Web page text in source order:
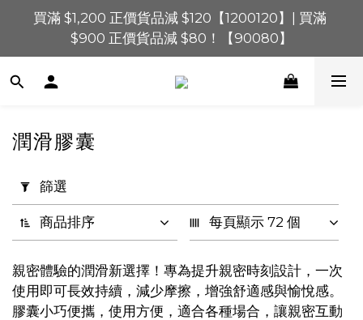
買滿 $1,200 正價貨品減 $120【1200120】| 買滿
$900 正價貨品減 $80！【90080】
買滿 $1,200 正價貨品減 $120【1200120】| 買滿
$900 正價貨品減 $80！【90080】
買滿 $600 正價貨品減 $40【60040】| 買滿 $400 正
📢 系統維護通知 – SHOPLINE Payments FPS將於
2026 年 8 月 9 日（日）凌晨 01:00 至 11:00 暫停交易
買滿 $1,200 正價貨品減 $120【1200120】| 買滿
$900 正價貨品減 $80！【90080】
套
篩
(0/20)
價格
(HK$)
潤滑膠囊
篩選
商品排序 每頁顯示 72 個
親密體驗的潤滑新選擇！專為提升親密時刻設計，一次
使用即可長效持續，減少摩擦，增強舒適感與愉悅感。
膠囊小巧便攜，使用方便，適合各種場合，讓親密互動